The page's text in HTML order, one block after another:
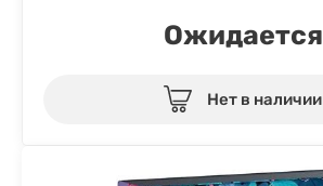
Ожидается
Нет в наличии